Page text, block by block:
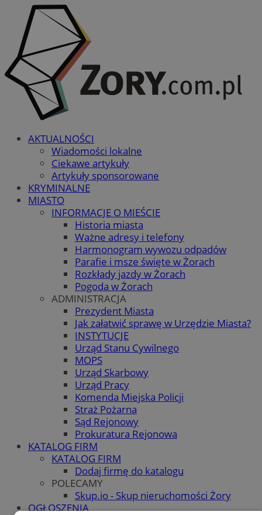
AKTUALNOŚCI
Wiadomości lokalne
Ciekawe artykuły
Artykuły sponsorowane
KRYMINALNE
MIASTO
INFORMACJE O MIEŚCIE
Historia miasta
Ważne adresy i telefony
Harmonogram wywozu odpadów
Parafie i msze święte w Żorach
Rozkłady jazdy w Żorach
Pogoda w Żorach
ADMINISTRACJA
Prezydent Miasta
Jak załatwić sprawę w Urzędzie Miasta?
INSTYTUCJE
Urząd Stanu Cywilnego
MOPS
Urząd Skarbowy
Urząd Pracy
Komenda Miejska Policji
Straż Pożarna
Sąd Rejonowy
Prokuratura Rejonowa
KATALOG FIRM
KATALOG FIRM
Dodaj firmę do katalogu
POLECAMY
Skup.io - Skup nieruchomości Żory
OGŁOSZENIA